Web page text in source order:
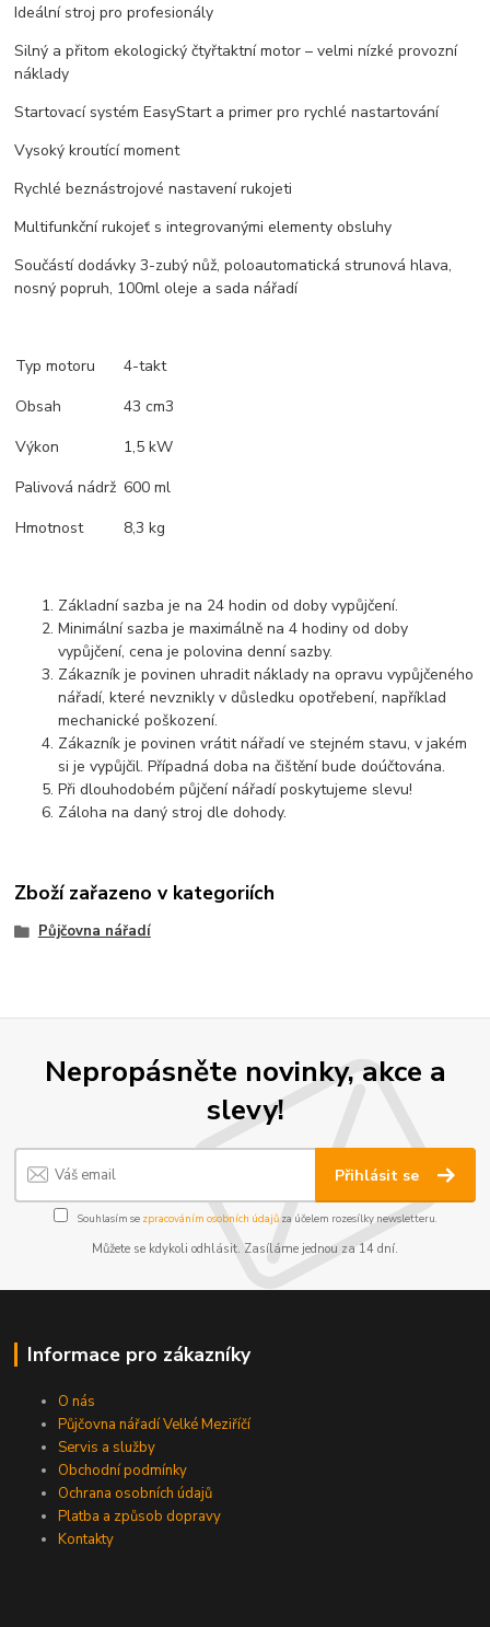
Ideální stroj pro profesionály
Silný a přitom ekologický čtyřtaktní motor – velmi nízké provozní
náklady
Startovací systém EasyStart a primer pro rychlé nastartování
Vysoký kroutící moment
Rychlé beznástrojové nastavení rukojeti
Multifunkční rukojeť s integrovanými elementy obsluhy
Součástí dodávky 3-zubý nůž, poloautomatická strunová hlava,
nosný popruh, 100ml oleje a sada nářadí
Typ motoru
4-takt
Obsah
43 cm3
Výkon
1,5 kW
Palivová nádrž 600 ml
Hmotnost
8,3 kg
Základní sazba je na 24 hodin od doby vypůjčení.
Minimální sazba je maximálně na 4 hodiny od doby
vypůjčení, cena je polovina denní sazby.
Zákazník je povinen uhradit náklady na opravu vypůjčeného
nářadí, které nevznikly v důsledku opotřebení, například
mechanické poškození.
Zákazník je povinen vrátit nářadí ve stejném stavu, v jakém
si je vypůjčil. Případná doba na čištění bude doúčtována.
Při dlouhodobém půjčení nářadí poskytujeme slevu!
Záloha na daný stroj dle dohody.
Zboží zařazeno v kategoriích
Půjčovna nářadí
Nepropásněte novinky, akce a
slevy!
Přihlásit se
Souhlasím se zpracováním osobních údajůza účelem rozesílky newsletteru.
Můžete se kdykoli odhlásit. Zasíláme jednou za 14 dní.
Informace pro zákazníky
O nás
Půjčovna nářadí Velké Meziříčí
Servis a služby
Obchodní podmínky
Ochrana osobních údajů
Platba a způsob dopravy
Kontakty